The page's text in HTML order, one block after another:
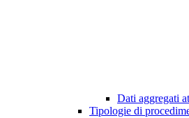
Dati aggregati
Tipologie di